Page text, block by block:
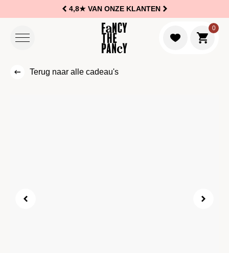
4,8★VAN ONZE KLANTEN
0
Naar
Terug naar alle cadeau's